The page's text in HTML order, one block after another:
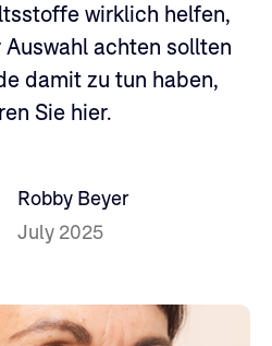
wirklich helfen,
achten sollten
damit zu tun haben,
Sie hier.
Robby Beyer
July 2025